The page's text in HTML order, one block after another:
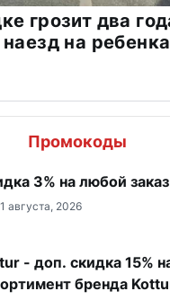
грозит два
на ребенка
Промокоды
3% на любой заказ
августа, 2026
- доп. скидка 15%
бренда